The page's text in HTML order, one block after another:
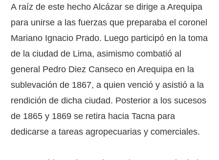
A raíz de este hecho Alcázar se dirige a Arequipa
para unirse a las fuerzas que preparaba el coronel
Mariano Ignacio Prado. Luego participó en la toma
de la ciudad de Lima, asimismo combatió al
general Pedro Diez Canseco en Arequipa en la
sublevación de 1867, a quien venció y asistió a la
rendición de dicha ciudad. Posterior a los sucesos
de 1865 y 1869 se retira hacia Tacna para
dedicarse a tareas agropecuarias y comerciales.